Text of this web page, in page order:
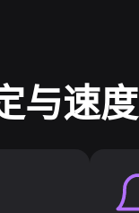
与速度